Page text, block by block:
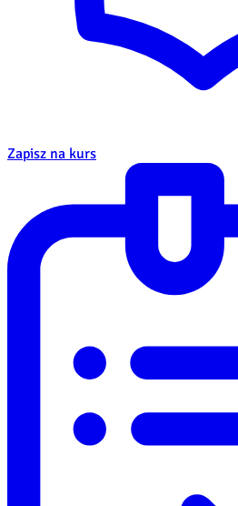
Zapisz na kurs